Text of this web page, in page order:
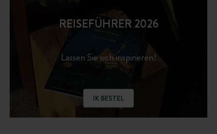
REISEFÜHRER 2026
Lassen Sie sich inspirieren!
IK BESTEL